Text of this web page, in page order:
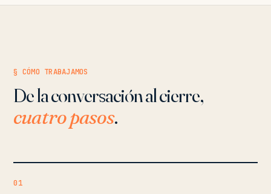
§ CÓMO TRABAJAMOS
De la conversación al cierre,
cuatro pasos.
01